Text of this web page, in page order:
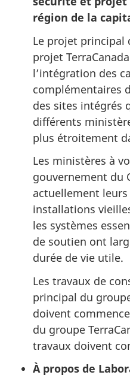
région de la
Le projet principal
projet
l’intégration des
complémentaires
des sites intégrés
différents
plus étroitement
Les ministères à
gouvernement du
actuellement
installations
les systèmes
de soutien ont
durée de vie utile.
Les travaux de
principal du
doivent
du groupe
travaux doivent
À propos de